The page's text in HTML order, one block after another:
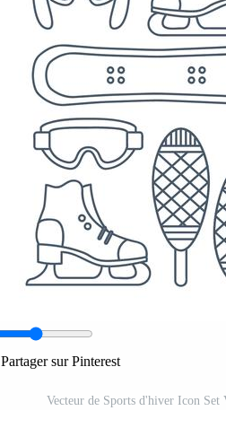
Partager sur Pinterest
Vecteur de Sports d'hiver Icon Set